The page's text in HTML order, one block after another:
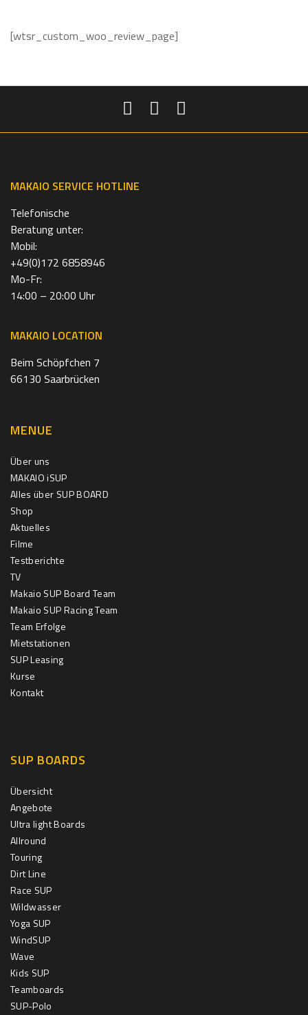
h
i
[wtsr_custom_woo_review_page]
MAKAIO SERVICE HOTLINE
Telefonische
Beratung unter:
Mobil:
+49(0)172 6858946
Mo-Fr:
14:00 – 20:00 Uhr
MAKAIO LOCATION
Beim Schöpfchen 7
66130 Saarbrücken
MENUE
Über uns
MAKAIO iSUP
Alles über SUP BOARD
Shop
Aktuelles
Filme
Testberichte
TV
Makaio SUP Board Team
Makaio SUP Racing Team
Team Erfolge
Mietstationen
SUP Leasing
Kurse
Kontakt
SUP BOARDS
Übersicht
Angebote
Ultra light Boards
Allround
Touring
Dirt Line
Race SUP
Wildwasser
Yoga SUP
WindSUP
Wave
Kids SUP
Teamboards
SUP-Polo